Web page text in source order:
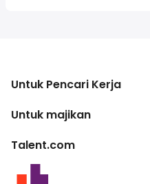
Untuk Pencari Kerja
Mencari pekerjaan
Untuk majikan
Perusahaan
Talent.com
Lebih banyak negara